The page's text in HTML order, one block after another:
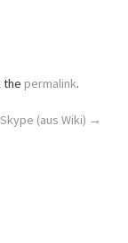
the permalink.
(aus Wiki) →